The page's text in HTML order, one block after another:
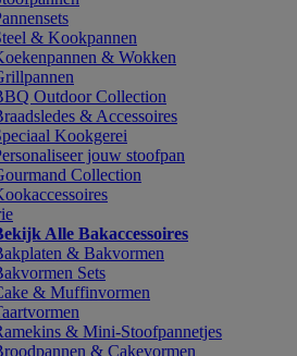
& Kookpannen
& Wokken
Outdoor Collection
& Accessoires
Kookgerei
jouw stoofpan
Collection
Alle Bakaccessoires
& Bakvormen
Sets
& Muffinvormen
& Mini-Stoofpannetjes
& Cakevormen